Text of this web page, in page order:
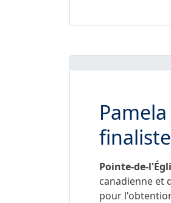
Pointe-de-
canadienne et
pour